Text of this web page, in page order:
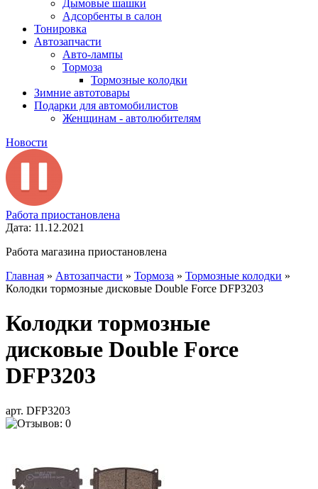
Дымовые шашки
Адсорбенты в салон
Тонировка
Автозапчасти
Авто-лампы
Тормоза
Тормозные колодки
Зимние автотовары
Подарки для автомобилистов
Женщинам - автолюбителям
Новости
Работа приостановлена
Дата: 11.12.2021
Работа магазина приостановлена
Главная » Автозапчасти » Тормоза » Тормозные колодки »
Колодки тормозные дисковые Double Force DFP3203
Колодки тормозные
дисковые Double Force
DFP3203
арт. DFP3203